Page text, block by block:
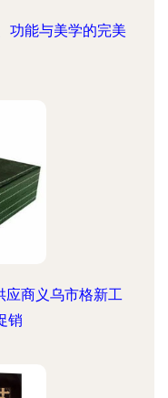
功能与美学的完美
应商义乌市格新工
销